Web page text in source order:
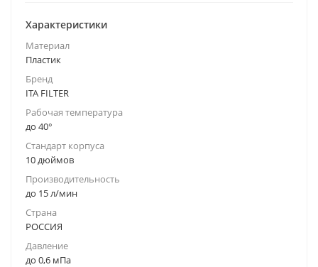
Характеристики
Материал
Пластик
Бренд
ITA FILTER
Рабочая температура
до 40°
Стандарт корпуса
10 дюймов
Производительность
до 15 л/мин
Страна
РОССИЯ
Давление
до 0,6 мПа